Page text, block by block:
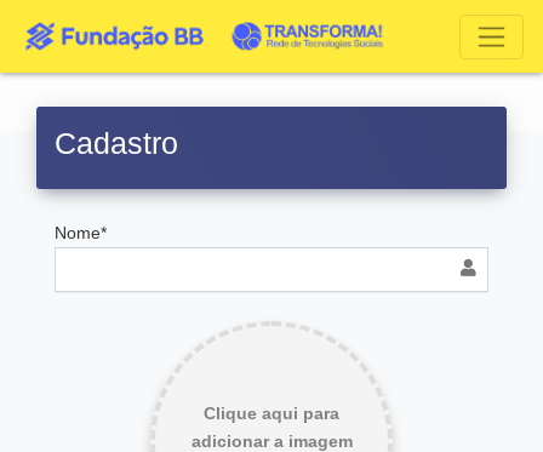
Cadastro
Nome*
Clique aqui para
adicionar a imagem